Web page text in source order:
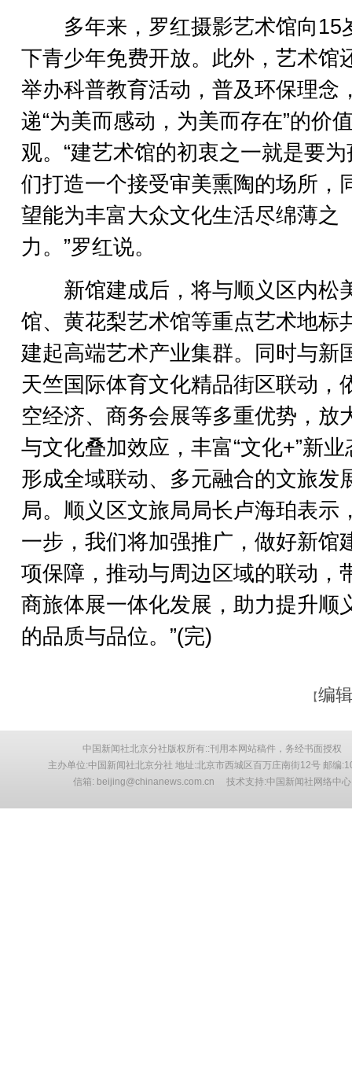
多年来，罗红摄影艺术馆向15
下青少年免费开放。此外，艺术馆
举办科普教育活动，普及环保理念
递“为美而感动，为美而存在”的价
观。“建艺术馆的初衷之一就是要
们打造一个接受审美熏陶的场所，
望能为丰富大众文化生活尽绵薄之
力。”罗红说。
新馆建成后，将与顺义区内松
馆、黄花梨艺术馆等重点艺术地标
建起高端艺术产业集群。同时与新
天竺国际体育文化精品街区联动，
空经济、商务会展等多重优势，放
与文化叠加效应，丰富“文化+”新业
形成全域联动、多元融合的文旅发
局。顺义区文旅局局长卢海珀表示
一步，我们将加强推广，做好新馆
项保障，推动与周边区域的联动，
商旅体展一体化发展，助力提升顺
的品质与品位。”(完)
【编
中国新闻社北京分社版权所有::刊用本网站稿件，务经书面授权
主办单位:中国新闻社北京分社 地址:北京市西城区百万庄南街12号 邮编
信箱: beijing@chinanews.com.cn 技术支持:中国新闻社网络中心